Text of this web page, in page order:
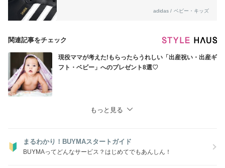
adidas / ベビー・キッズ
関連記事をチェック
現役ママが考えた!もらったらうれしい「出産祝い・出産ギ
フト・ベビー」へのプレゼント8選♡
もっと見る
まるわかり！BUYMAスタートガイド
BUYMAってどんなサービス？はじめてでもあんしん！